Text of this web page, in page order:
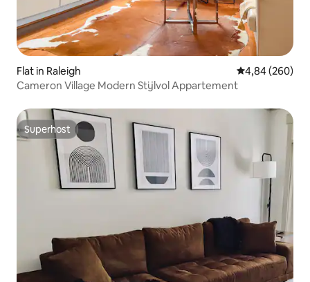
Flat in Raleigh Gemiddelde
4,84 (260)
Cameron Village Modern Stijlvol Appartement
Superhost
Superhost